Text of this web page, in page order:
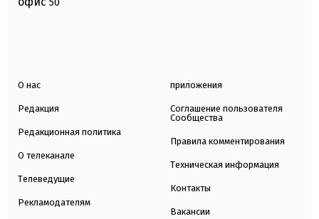
О нас
Редакция
Редакционная политика
О телеканале
Телеведущие
Рекламодателям
приложения
Соглашение пользователя
Сообщества
Правила комментирования
Техническая информация
Контакты
Вакансии